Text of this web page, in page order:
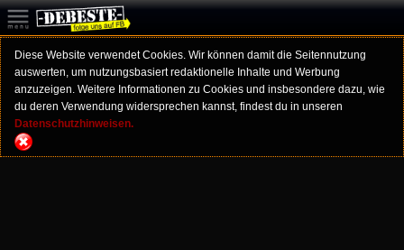
Diese Website verwendet Cookies. Wir können damit die Seitennutzung
auswerten, um nutzungsbasiert redaktionelle Inhalte und Werbung
anzuzeigen. Weitere Informationen zu Cookies und insbesondere dazu, wie
du deren Verwendung widersprechen kannst, findest du in unseren
Datenschutzhinweisen.